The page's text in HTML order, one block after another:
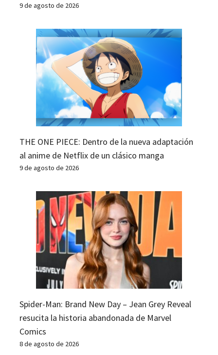
9 de agosto de 2026
THE ONE PIECE: Dentro de la nueva adaptación
al anime de Netflix de un clásico manga
9 de agosto de 2026
Spider-Man: Brand New Day – Jean Grey Reveal
resucita la historia abandonada de Marvel
Comics
8 de agosto de 2026